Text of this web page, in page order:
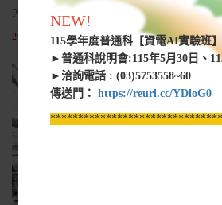
2025/03/11 日本電子專門學校
2025-03-21
NEW!
115學年度普通科【資電AI實驗班
►普通科說明會:115年5月30日、
►洽詢電話 : (03)5753558~60
傳送門： https://reurl.cc/YDloG0